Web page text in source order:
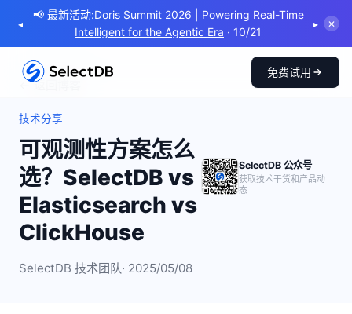
◂
📢 最新活动:Doris Summit 2026 | Powering Real-Time
Intelligent for the Agentic Era · 10/21
▸ ✕
免费试用
← 返回博客
技术分享
可观测性方案怎么
选？SelectDB vs
Elasticsearch vs
ClickHouse
SelectDB 技术团队· 2025/05/08
SelectDB 公众号
获取技术干货和产品动
态